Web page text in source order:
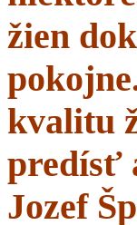
žien
kvalitu
predísť
Jozef